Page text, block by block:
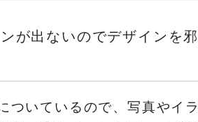
が出ないのでデザインを
ついているので、写真やイ